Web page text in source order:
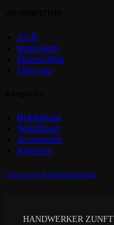
AGB
Impressum
Datenschutz
Über uns
Bekleidung
Wandkunst
Accessoires
Kalender
© Design by Kahl Media//Design
HANDWERKER